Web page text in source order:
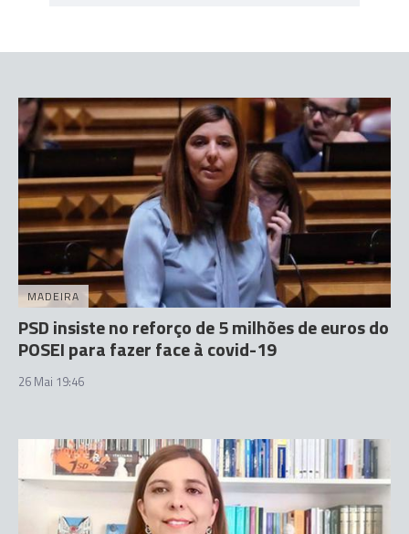
MADEIRA
PSD insiste no reforço de 5 milhões de euros do
POSEI para fazer face à covid-19
26 Mai 19:46